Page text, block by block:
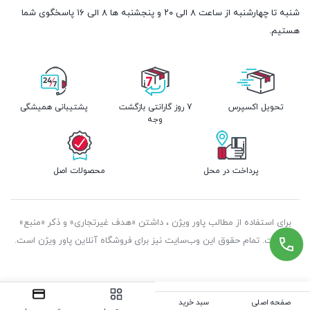
شنبه تا چهارشنبه از ساعت ۸ الی ۲۰ و پنجشنبه ها ۸ الی ۱۶ پاسخگوی شما
هستیم.
تحویل اکسپرس
7 روز گارانتی بازگشت
وجه
پشتیبانی همیشگی
پرداخت در محل محصولات اصل
برای استفاده از مطالب پاور ویژن ، داشتن «هدف غیرتجاری» و ذکر «منبع»
کافیست. تمام حقوق اين وب‌سايت نیز برای فروشگاه آنلاین پاور ویژن است.
صفحه اصلی
سبد خرید